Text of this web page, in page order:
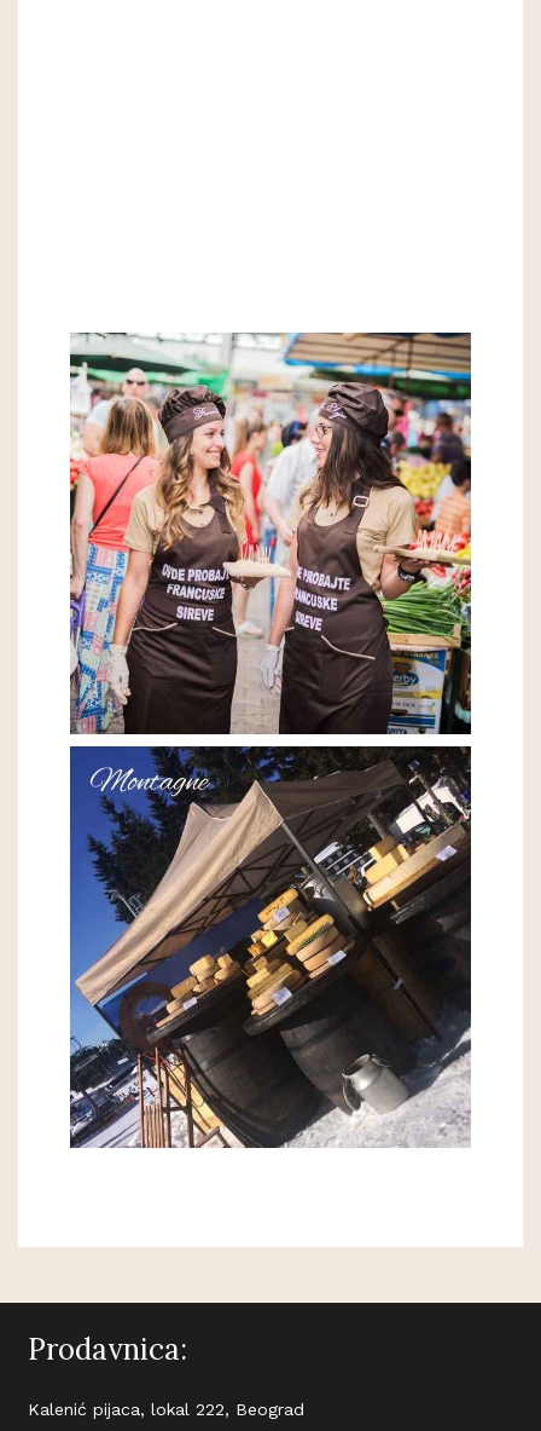
Prodavnica:
Kalenić pijaca, lokal 222, Beograd